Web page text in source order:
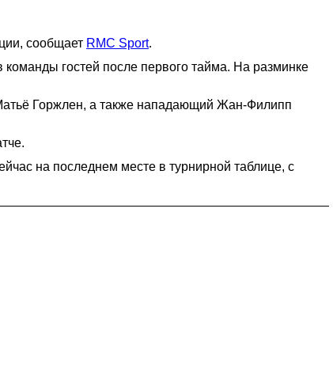
сообщает RMC Sport.
гостей после первого тайма. На разминке
Горжлен, а также нападающий Жан-Филипп
на последнем месте в турнирной таблице, с